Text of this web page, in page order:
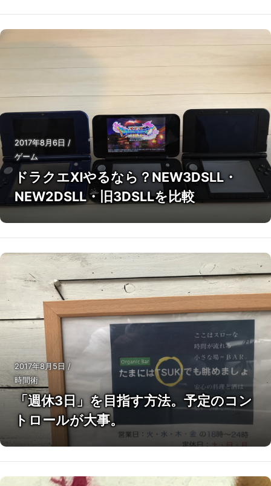
2017年8月6日/
ゲーム
ドラクエⅪやるなら？NEW3DSLL・
NEW2DSLL・旧3DSLLを比較
2017年8月5日/
時間術
「週休3日」を目指す方法。予定のコン
トロールが大事。